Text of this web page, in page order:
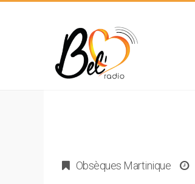
Obsèques Martinique